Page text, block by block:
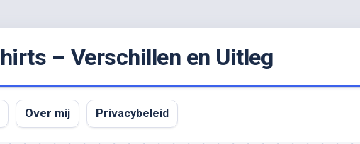
– Verschillen en Uitleg
Over mij Privacybeleid